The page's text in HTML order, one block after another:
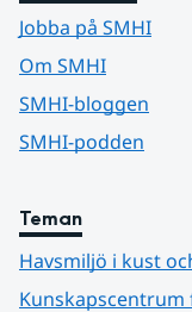
Jobba på SMHI
Om SMHI
SMHI-bloggen
SMHI-podden
Teman
Havsmiljö i kust